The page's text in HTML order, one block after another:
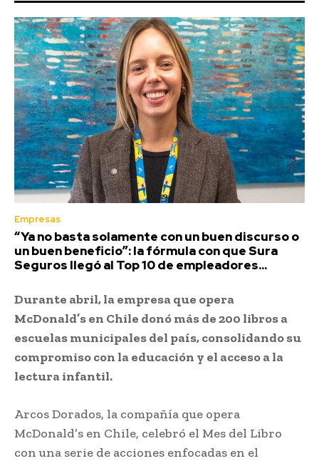
Empresas
“Ya no basta solamente con un buen discurso o
un buen beneficio”: la fórmula con que Sura
Seguros llegó al Top 10 de empleadores...
Durante abril, la empresa que opera
McDonald’s en Chile donó más de 200 libros a
escuelas municipales del país, consolidando su
compromiso con la educación y el acceso a la
lectura infantil.
Arcos Dorados, la compañía que opera
McDonald’s en Chile, celebró el Mes del Libro
con una serie de acciones enfocadas en el